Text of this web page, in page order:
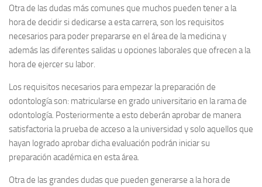
Otra de las dudas más comunes que muchos pueden tener a la
hora de decidir si dedicarse a esta carrera, son los requisitos
necesarios para poder prepararse en el área de la medicina y
además las diferentes salidas u opciones laborales que ofrecen a la
hora de ejercer su labor.
Los requisitos necesarios para empezar la preparación de
odontología son: matricularse en grado universitario en la rama de
odontología. Posteriormente a esto deberán aprobar de manera
satisfactoria la prueba de acceso a la universidad y solo aquellos que
hayan logrado aprobar dicha evaluación podrán iniciar su
preparación académica en esta área.
Otra de las grandes dudas que pueden generarse a la hora de